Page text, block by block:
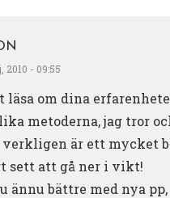
2010 - 09:55
läsa om dina
metoderna, jag tror
är ett mycket
sett att gå ner i vikt!
ännu bättre med nya